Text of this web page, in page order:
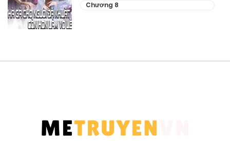
Tháng 9 25, 2025
Chương 125
Tháng 9 25, 2025
Chương 8